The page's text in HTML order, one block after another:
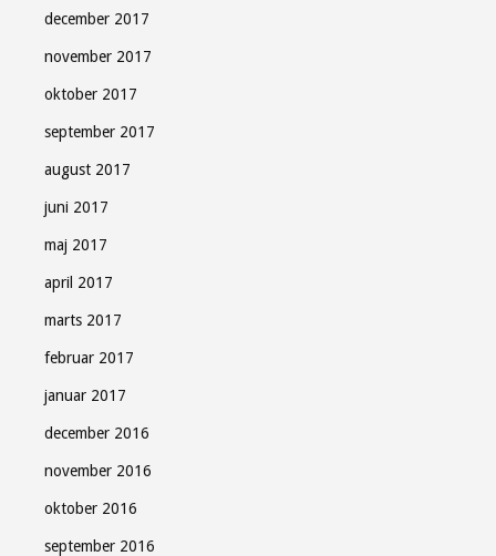
december 2017
november 2017
oktober 2017
september 2017
august 2017
juni 2017
maj 2017
april 2017
marts 2017
februar 2017
januar 2017
december 2016
november 2016
oktober 2016
september 2016